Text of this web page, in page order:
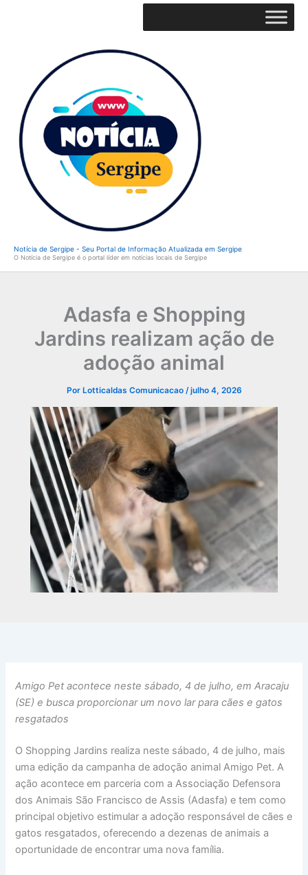
Notícia de Sergipe - Seu Portal de Informação Atualizada em Sergipe
O Notícia de Sergipe é o portal líder em notícias locais de Sergipe
Adasfa e Shopping
Jardins realizam ação de
adoção animal
Por Lotticaldas Comunicacao /julho 4, 2026
Amigo Pet acontece neste sábado, 4 de julho, em Aracaju
(SE) e busca proporcionar um novo lar para cães e gatos
resgatados
O Shopping Jardins realiza neste sábado, 4 de julho, mais
uma edição da campanha de adoção animal Amigo Pet. A
ação acontece em parceria com a Associação Defensora
dos Animais São Francisco de Assis (Adasfa) e tem como
principal objetivo estimular a adoção responsável de cães e
gatos resgatados, oferecendo a dezenas de animais a
oportunidade de encontrar uma nova família.